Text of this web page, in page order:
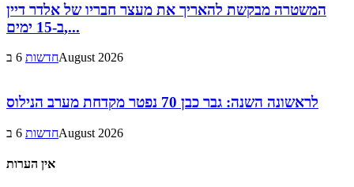
המשטרה מבקשת להאריך את מעצר חבריו של אלדר דיין
ב-15 ימים,...
חדשות6 בAugust 2026
לראשונה השנה: גבר כבן 70 נפטר מקדחת מערב הנילוס
חדשות6 בAugust 2026
אין הערות